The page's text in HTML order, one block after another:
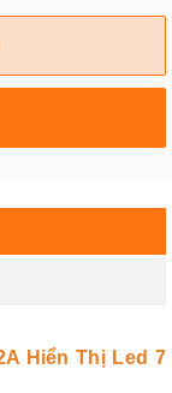
Hiển Thị Led 7